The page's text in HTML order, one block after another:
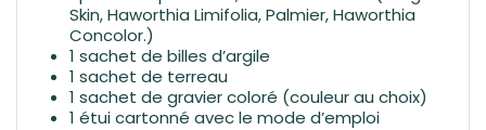
Skin, Haworthia Limifolia, Palmier, Haworthia
Concolor.)
1 sachet de billes d’argile
1 sachet de terreau
1 sachet de gravier coloré (couleur au choix)
1 étui cartonné avec le mode d’emploi